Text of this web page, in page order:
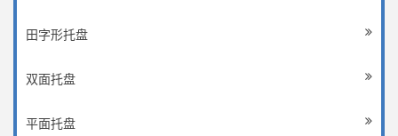
田字形托盘
双面托盘
平面托盘